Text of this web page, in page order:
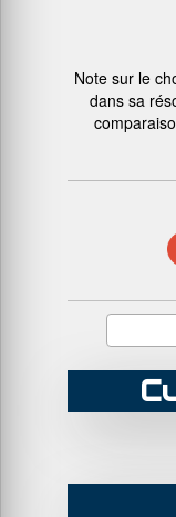
Note sur le
dans sa